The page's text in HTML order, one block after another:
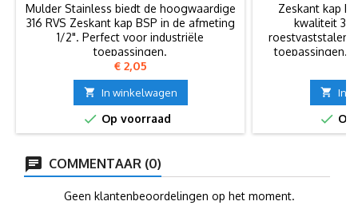
Mulder Stainless biedt de hoogwaardige
316 RVS Zeskant kap BSP in de afmeting
1/2". Perfect voor industriële
toepassingen.
Prijs
€ 2,05
 In winkelwagen
 Op voorraad
Zeskant kap
kwaliteit
roestvaststalen
toepassingen.
 In
 Op
COMMENTAAR (0)
Geen klantenbeoordelingen op het moment.